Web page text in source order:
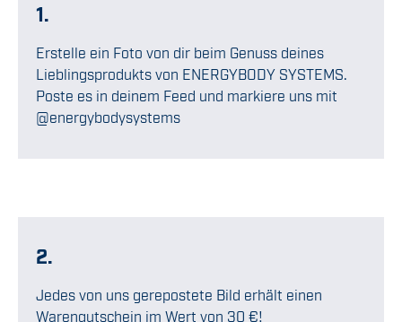
1.
Erstelle ein Foto von dir beim Genuss deines
Lieblingsprodukts von ENERGYBODY SYSTEMS.
Poste es in deinem Feed und markiere uns mit
@energybodysystems
2.
Jedes von uns gerepostete Bild erhält einen
Warengutschein im Wert von 30 €!